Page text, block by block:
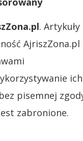
.
AjriszZona.pl
ich
pisemnej
zabronione.